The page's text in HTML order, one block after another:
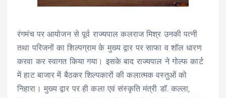
रंगमंच पर आयोजन से पूर्व राज्यपाल कलराज मिश्र उनकी पत्नी
तथा परिजनों का शिल्पग्राम के मुख्य द्वार पर साफा व शॉल धारण
करवा कर स्वागत किया गया। इसके बाद राज्यपाल ने गोल्फ कार्ट
में हाट बाजार में बैठकर शिल्पकारों की कलात्मक वस्तुओं को
निहारा। मुख्य द्वार पर ही कला एवं संस्कृति मंत्री डॉ. कल्ला,